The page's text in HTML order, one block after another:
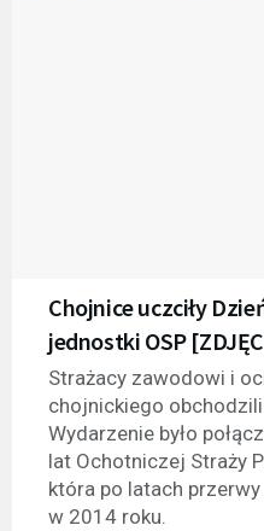
Chojnice uczciły
jednostki OSP
Strażacy zawodowi i
chojnickiego
Wydarzenie było
lat Ochotniczej Straży
która po latach
w 2014 roku.